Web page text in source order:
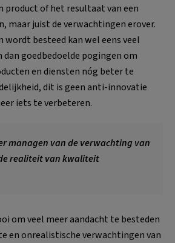
product of het resultaat van een
maar juist de verwachtingen erover.
wordt besteed kan wel eens veel
goedbedoelde pogingen om
en diensten nóg beter te
dit is geen anti-innovatie
iets te verbeteren.
managen van de verwachting van
realiteit van kwaliteit
om veel meer aandacht te besteden
en onrealistische verwachtingen van